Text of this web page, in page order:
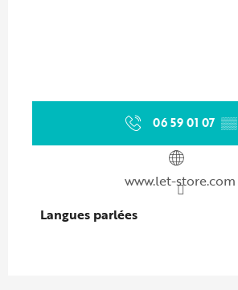
06 59 01 07 ▒▒
www.let-store.com
Langues parlées
Langues parlées